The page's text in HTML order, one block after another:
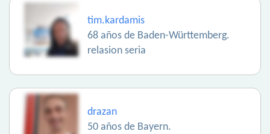
tim.kardamis
68 años de Baden-Württemberg.
relasion seria
drazan
50 años de Bayern.